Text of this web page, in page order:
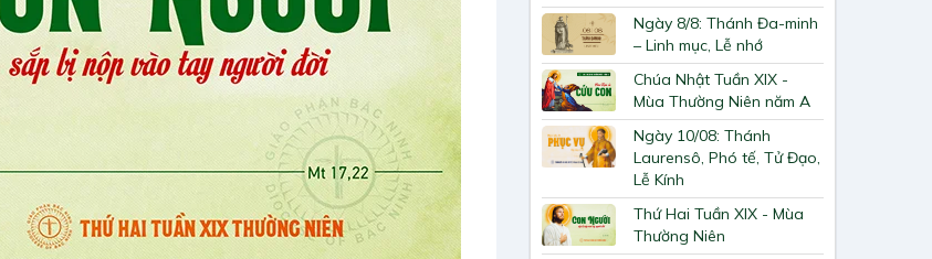
Ngày 8/8: Thánh Đa-minh
– Linh mục, Lễ nhớ
Chúa Nhật Tuần XIX -
Mùa Thường Niên năm A
Ngày 10/08: Thánh
Laurensô, Phó tế, Tử Đạo,
Lễ Kính
Thứ Hai Tuần XIX - Mùa
Thường Niên